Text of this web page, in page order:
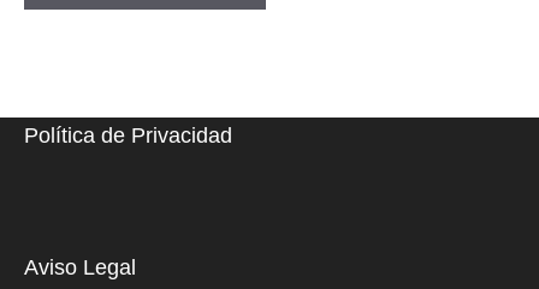
Política de Privacidad
Aviso Legal